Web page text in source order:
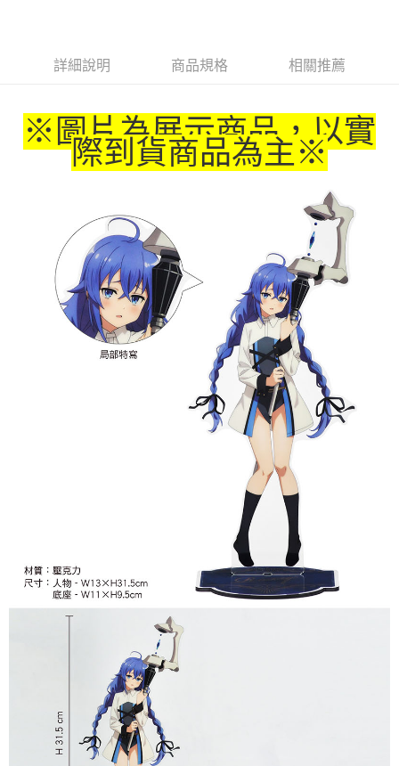
ATM付款
全家取貨付款
每筆NT$65，滿NT$1,300(含以上)免運費
每筆NT$65，滿NT$1,300(含以上)免運費
(不開放使用，請勿選取）
每筆NT$9,999
7-11取貨付款
每筆NT$65，滿NT$1,300(含以上)免運費
付款後7-11取貨
每筆NT$65，滿NT$1,300(含以上)免運費
每筆NT$100，滿NT$1,300(含以上)免運費
詳細說明 商品規格 相關推薦
※圖片為展示商品，以實
際到貨商品為主※